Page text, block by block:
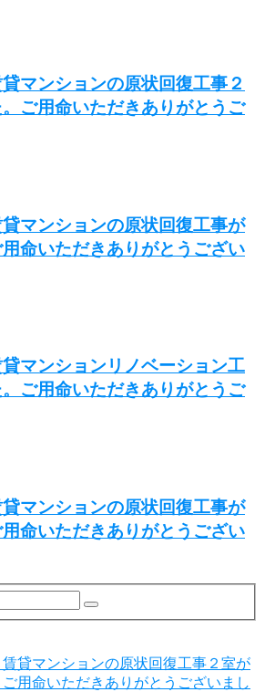
マンションの原状回復工事２
ご用命いただきありがとうご
マンションの原状回復工事が
命いただきありがとうござい
マンションリノベーション工
ご用命いただきありがとうご
マンションの原状回復工事が
命いただきありがとうござい
貸マンションの原状回復工事２室が
用命いただきありがとうございまし